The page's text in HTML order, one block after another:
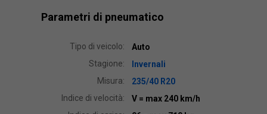
Parametri di pneumatico
Tipo di veicolo:
Auto
Stagione:
Invernali
Misura:
235/40 R20
Indice di velocità:
V = max 240 km/h